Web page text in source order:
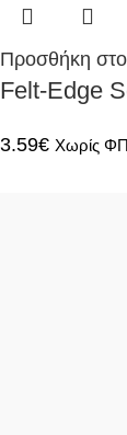
Προσθήκη στο
Felt-Edge
3.59€ Χωρίς